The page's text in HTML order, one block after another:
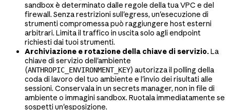
sandbox è determinato dalle regole della tua VPC e del
firewall. Senza restrizioni sull'egress, un'esecuzione di
strumenti compromessa può raggiungere host esterni
arbitrari. Limita il traffico in uscita solo agli endpoint
richiesti dai tuoi strumenti.
Archiviazione e rotazione della chiave di servizio.La
chiave di servizio dell'ambiente
(ANTHROPIC_ENVIRONMENT_KEY) autorizza il polling della
coda di lavoro del tuo ambiente e l'invio dei risultati alle
sessioni. Conservala in un secrets manager, non in file di
ambiente o immagini sandbox. Ruotala immediatamente se
sospetti un'esposizione.